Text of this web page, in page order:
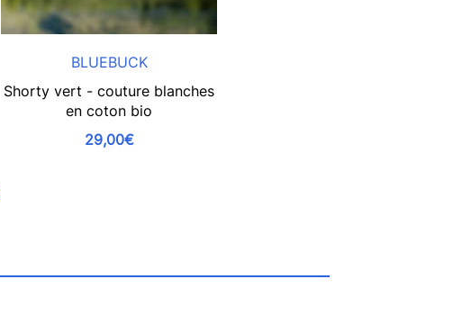
BLUEBUCK
Shorty vert - couture blanches
en coton bio
29,00€